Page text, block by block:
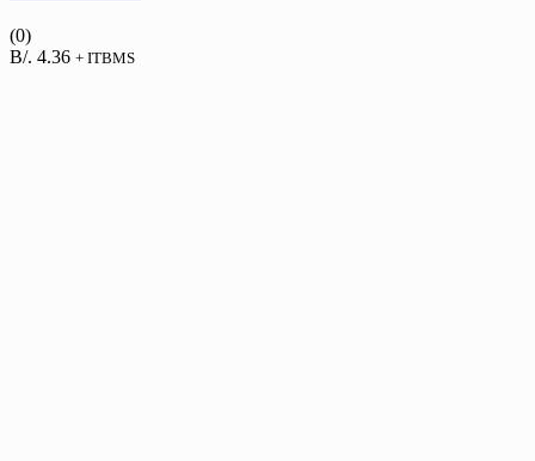
(0)
B/. 4.36 + ITBMS